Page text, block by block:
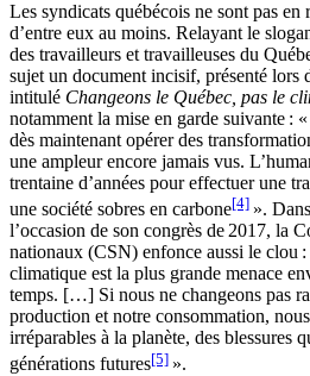
Les syndicats québécois ne sont pas en
d’entre eux au moins. Relayant le
des travailleurs et travailleuses du
sujet un document incisif, présenté lors
intitulé Changeons le Québec, pas le
notamment la mise en garde suivante :
dès maintenant opérer des
une ampleur encore jamais vus.
trentaine d’années pour effectuer une
une société sobres en carbone[4] ».
l’occasion de son congrès de 2017, la
nationaux (CSN) enfonce aussi le clou
climatique est la plus grande menace
temps. […] Si nous ne changeons pas
production et notre consommation,
irréparables à la planète, des blessures
générations futures[5] ».